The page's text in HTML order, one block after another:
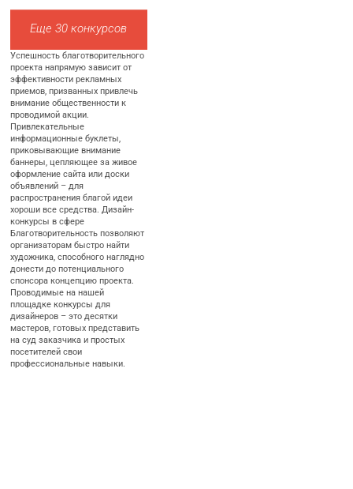
Еще 30 конкурсов
Успешность благотворительного
проекта напрямую зависит от
эффективности рекламных
приемов, призванных привлечь
внимание общественности к
проводимой акции.
Привлекательные
информационные буклеты,
приковывающие внимание
баннеры, цепляющее за живое
оформление сайта или доски
объявлений – для
распространения благой идеи
хороши все средства. Дизайн-
конкурсы в сфере
Благотворительность позволяют
организаторам быстро найти
художника, способного наглядно
донести до потенциального
спонсора концепцию проекта.
Проводимые на нашей
площадке конкурсы для
дизайнеров – это десятки
мастеров, готовых представить
на суд заказчика и простых
посетителей свои
профессиональные навыки.